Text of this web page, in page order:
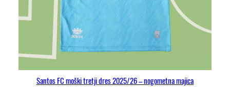
Santos FC moški tretji dres 2025/26 – nogometna majica